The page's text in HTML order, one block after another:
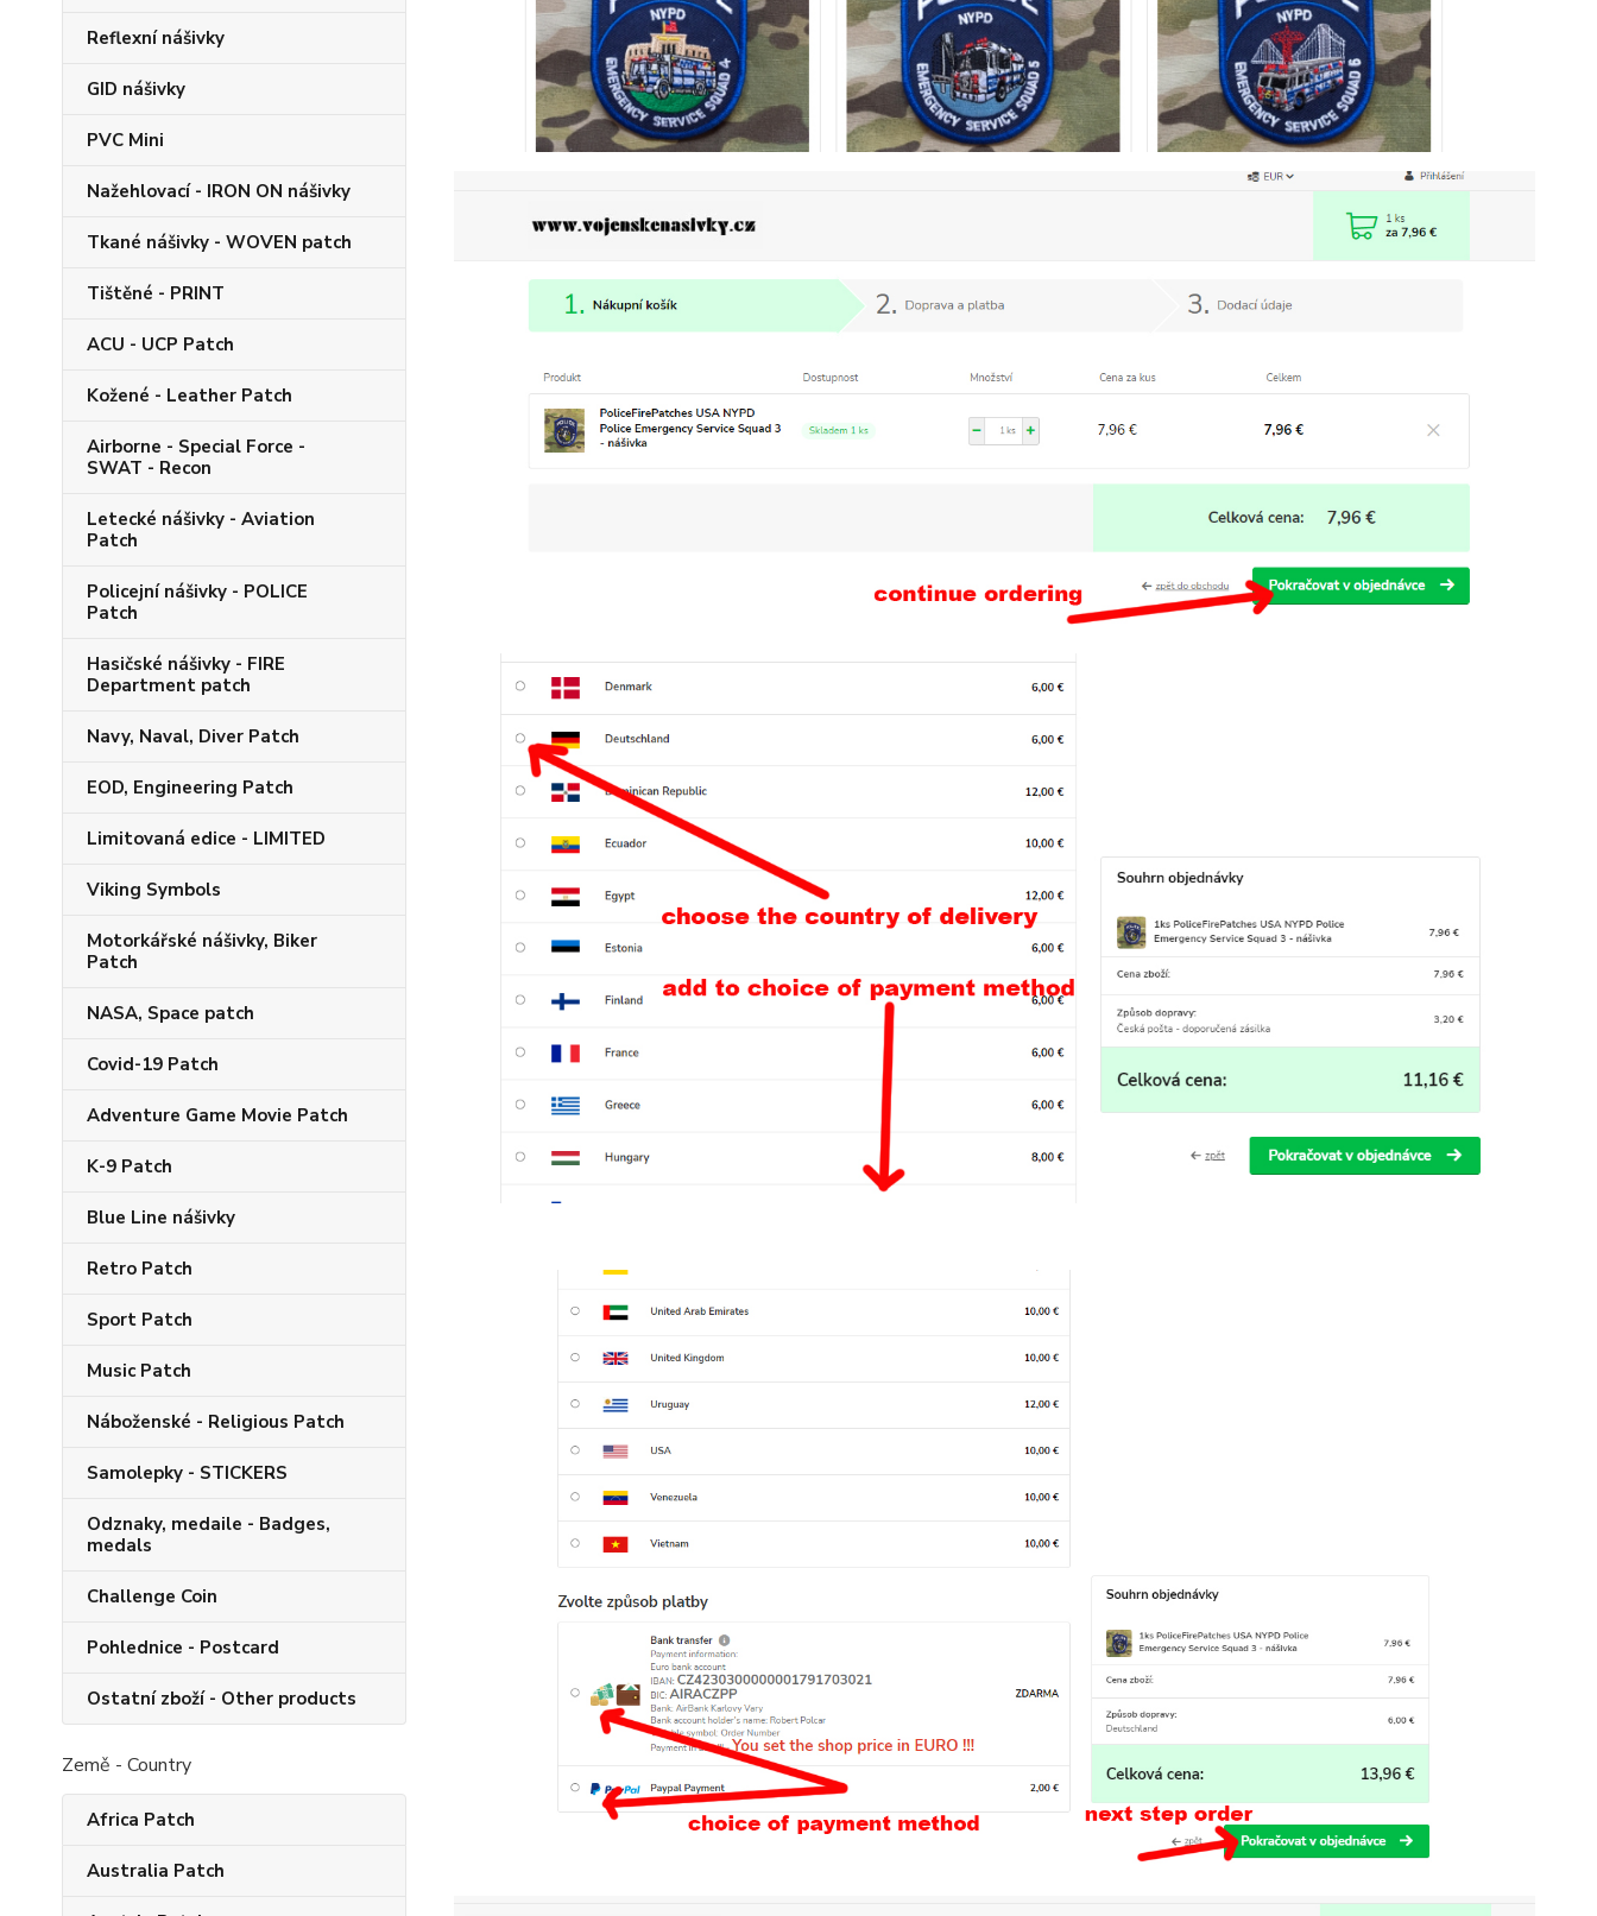
Reflexní nášivky
GID nášivky
PVC Mini
Nažehlovací - IRON ON nášivky
Tkané nášivky - WOVEN patch
Tištěné - PRINT
ACU - UCP Patch
Kožené - Leather Patch
Airborne - Special Force -
SWAT - Recon
Letecké nášivky - Aviation
Patch
Policejní nášivky - POLICE
Patch
Hasičské nášivky - FIRE
Department patch
Navy, Naval, Diver Patch
EOD, Engineering Patch
Limitovaná edice - LIMITED
Viking Symbols
Motorkářské nášivky, Biker
Patch
NASA, Space patch
Covid-19 Patch
Adventure Game Movie Patch
K-9 Patch
Blue Line nášivky
Retro Patch
Sport Patch
Music Patch
Náboženské - Religious Patch
Samolepky - STICKERS
Odznaky, medaile - Badges,
medals
Challenge Coin
Pohlednice - Postcard
Ostatní zboží - Other products
Země - Country
Africa Patch
Australia Patch